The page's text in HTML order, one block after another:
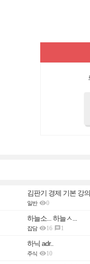
김판기 경제 기본 강
일반 0
하늘소... 하늘ㅅ...
잡담 16 1
하닉 adr..
주식 10